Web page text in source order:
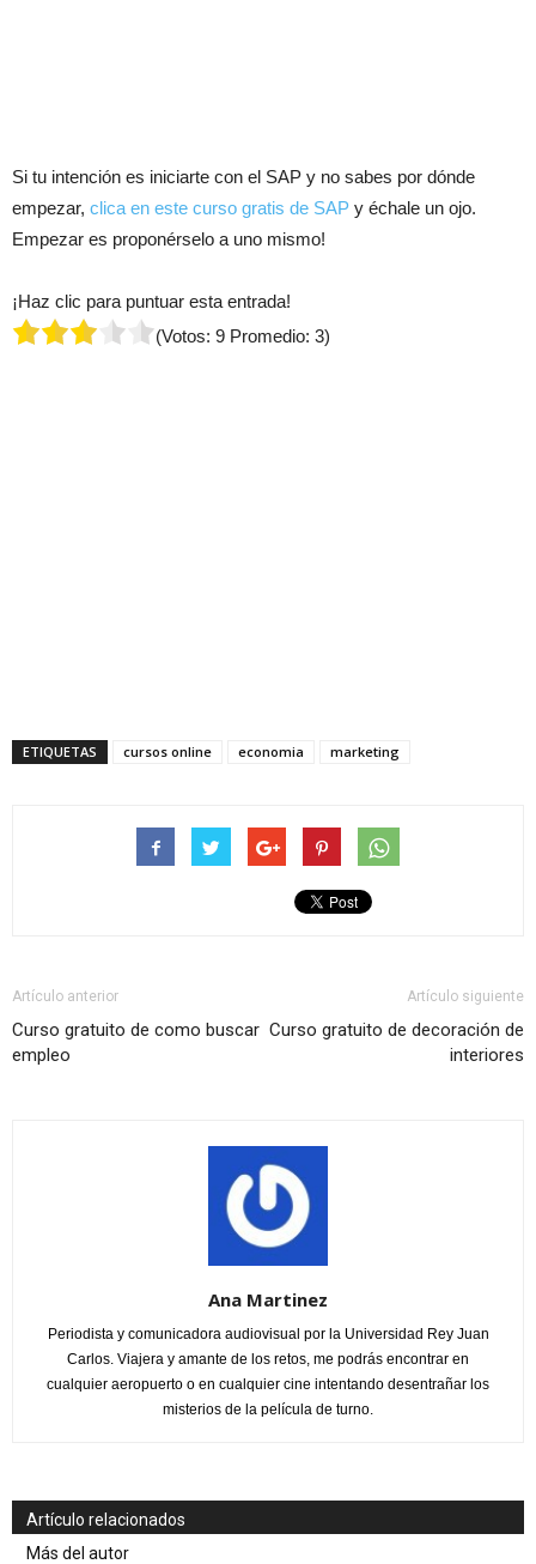
Si tu intención es iniciarte con el SAP y no sabes por dónde
empezar, clica en este curso gratis de SAP y échale un ojo.
Empezar es proponérselo a uno mismo!
¡Haz clic para puntuar esta entrada!
(Votos: 9 Promedio: 3)
ETIQUETAS cursos online economia marketing
Artículo anterior
Curso gratuito de como buscar
empleo
Artículo siguiente
Curso gratuito de decoración de
interiores
Ana Martinez
Periodista y comunicadora audiovisual por la Universidad Rey Juan
Carlos. Viajera y amante de los retos, me podrás encontrar en
cualquier aeropuerto o en cualquier cine intentando desentrañar los
misterios de la película de turno.
Artículo relacionados
Más del autor